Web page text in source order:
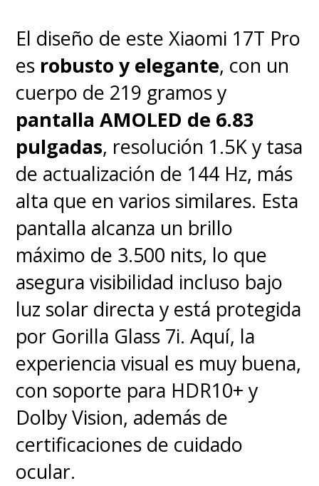
sistema operativo permite
contestar directamente
desde el reloj y no solo con
respuestas rápidas sino que
además con cualquier
mensaje, ya que puede
utilizarse sin problema
alguno el tecladoy esto por
más que suene a un mínimo,
viene siendo un diferenciador
puesto que en la mayoría de
relojes inteligentes no es posible
contestar más que mensajes pre
establecidos, a no ser que
cuenten con WearOS como
sistema operativo.
El diseño de este Xiaomi 17T Pro
es robusto y elegante, con un
cuerpo de 219 gramos y
pantalla AMOLED de 6.83
pulgadas, resolución 1.5K y tasa
de actualización de 144 Hz, más
alta que en varios similares. Esta
pantalla alcanza un brillo
máximo de 3.500 nits, lo que
asegura visibilidad incluso bajo
luz solar directa y está protegida
por Gorilla Glass 7i. Aquí, la
experiencia visual es muy buena,
con soporte para HDR10+ y
Dolby Vision, además de
certificaciones de cuidado
ocular.